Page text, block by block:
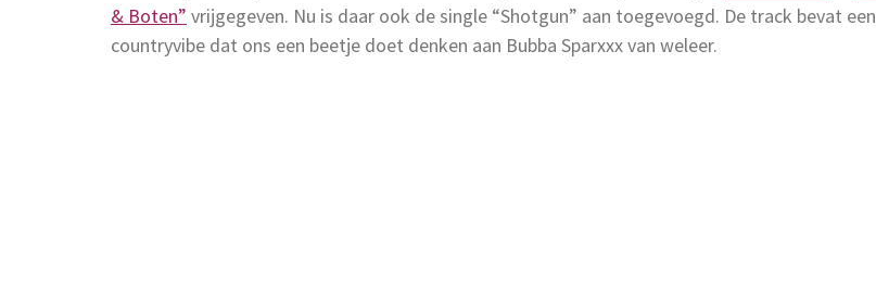
& Boten” vrijgegeven. Nu is daar ook de single “Shotgun” aan toegevoegd. De track bevat een
countryvibe dat ons een beetje doet denken aan Bubba Sparxxx van weleer.